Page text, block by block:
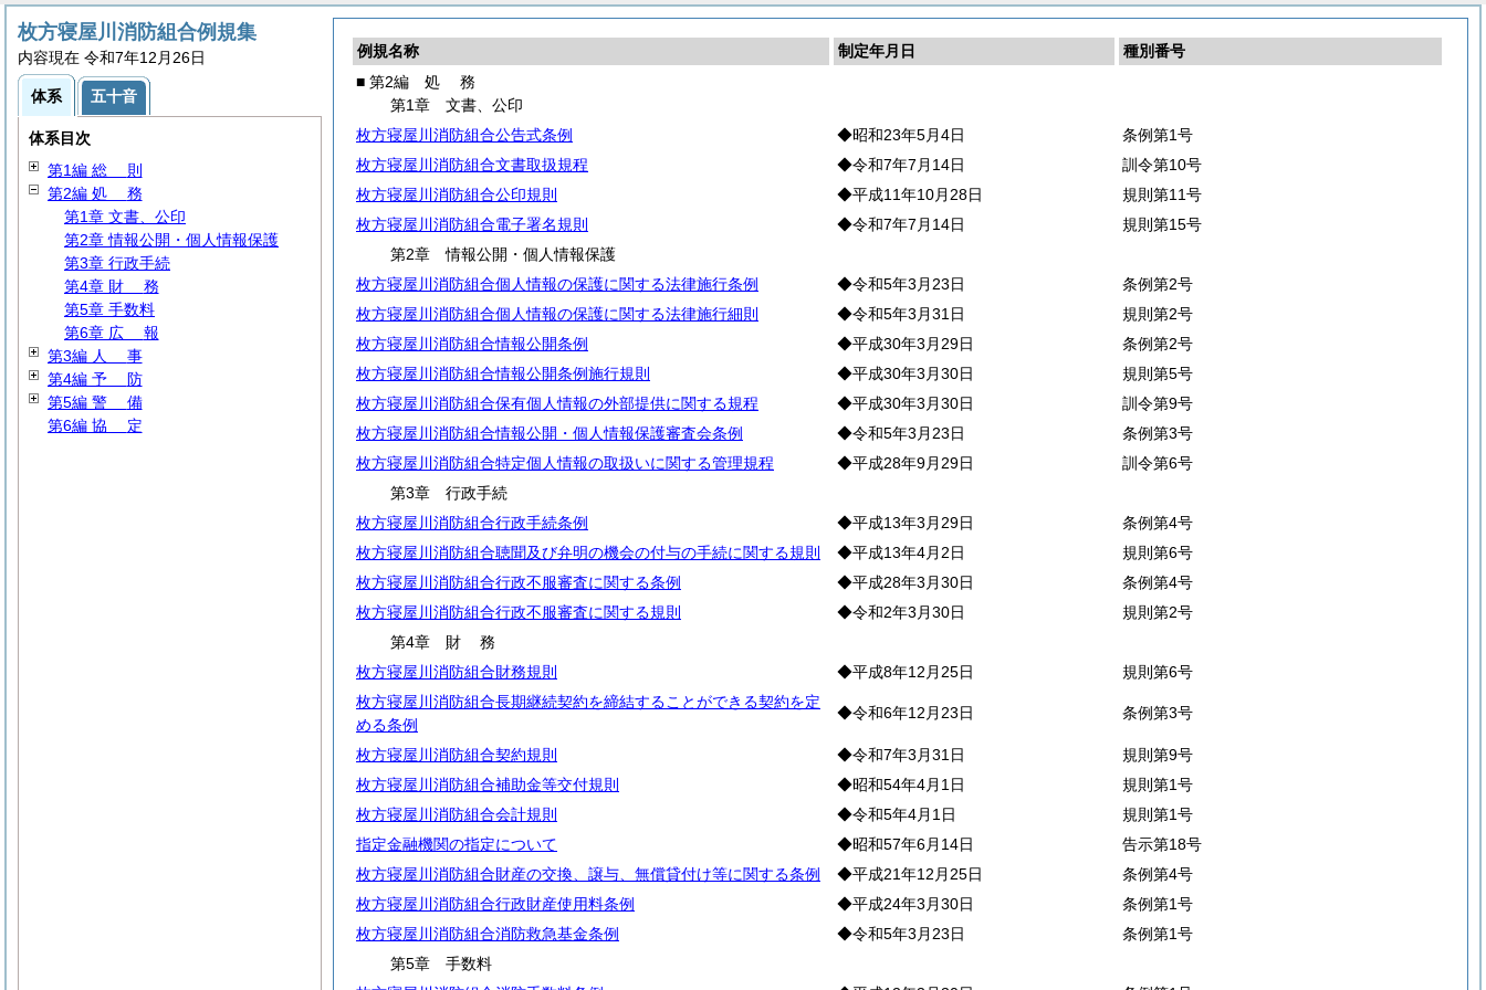
例規名称 制定年月日
種別番号
■ 第2編 処 務
第1章 文書、公印
枚方寝屋川消防組合公告式条例
◆昭和23年5月4日
条例第1号
枚方寝屋川消防組合文書取扱規程
◆令和7年7月14日
訓令第10号
枚方寝屋川消防組合公印規則
◆平成11年10月28日
規則第11号
枚方寝屋川消防組合電子署名規則
◆令和7年7月14日
規則第15号
第2章 情報公開・個人情報保護
枚方寝屋川消防組合個人情報の保護に関する法律施行条例
◆令和5年3月23日
条例第2号
枚方寝屋川消防組合個人情報の保護に関する法律施行細則
◆令和5年3月31日
規則第2号
枚方寝屋川消防組合情報公開条例
◆平成30年3月29日
条例第2号
枚方寝屋川消防組合情報公開条例施行規則
◆平成30年3月30日
規則第5号
枚方寝屋川消防組合保有個人情報の外部提供に関する規程
◆平成30年3月30日
訓令第9号
枚方寝屋川消防組合情報公開・個人情報保護審査会条例
◆令和5年3月23日
条例第3号
枚方寝屋川消防組合特定個人情報の取扱いに関する管理規程
◆平成28年9月29日
訓令第6号
第3章 行政手続
枚方寝屋川消防組合行政手続条例
◆平成13年3月29日
条例第4号
枚方寝屋川消防組合聴聞及び弁明の機会の付与の手続に関する規則
◆平成13年4月2日
規則第6号
枚方寝屋川消防組合行政不服審査に関する条例
◆平成28年3月30日
条例第4号
枚方寝屋川消防組合行政不服審査に関する規則
◆令和2年3月30日
規則第2号
第4章 財務
枚方寝屋川消防組合財務規則
◆平成8年12月25日
規則第6号
枚方寝屋川消防組合長期継続契約を締結することができる契約を定
める条例
◆令和6年12月23日 条例第3号
枚方寝屋川消防組合契約規則 ◆令和7年3月31日
規則第9号
枚方寝屋川消防組合補助金等交付規則
◆昭和54年4月1日
規則第1号
枚方寝屋川消防組合会計規則
◆令和5年4月1日
規則第1号
指定金融機関の指定について
◆昭和57年6月14日
告示第18号
枚方寝屋川消防組合財産の交換、譲与、無償貸付け等に関する条例
◆平成21年12月25日
条例第4号
枚方寝屋川消防組合行政財産使用料条例
◆平成24年3月30日
条例第1号
枚方寝屋川消防組合消防救急基金条例
◆令和5年3月23日
条例第1号
第5章 手数料
枚方寝屋川消防組合例規集
内容現在 令和7年12月26日
体系 五十音
体系目次
第1編 総 則
第2編 処 務
第1章 文書、公印
第2章 情報公開・個人情報保護
第3章 行政手続
第4章 財 務
第5章 手数料
第6章 広 報
第3編 人 事
第4編 予 防
第5編 警 備
第6編 協 定